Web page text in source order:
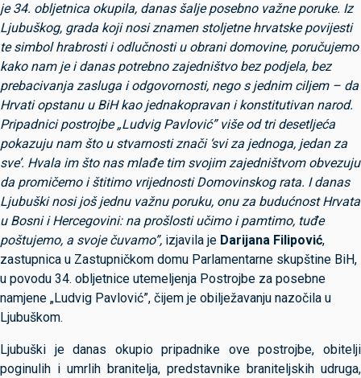
je 34. obljetnica okupila, danas šalje posebno važne poruke. Iz
Ljubuškog, grada koji nosi znamen stoljetne hrvatske povijesti
te simbol hrabrosti i odlučnosti u obrani domovine, poručujemo
kako nam je i danas potrebno zajedništvo bez podjela, bez
prebacivanja zasluga i odgovornosti, nego s jednim ciljem – da
Hrvati opstanu u BiH kao jednakopravan i konstitutivan narod.
Pripadnici postrojbe „Ludvig Pavlović” više od tri desetljeća
pokazuju nam što u stvarnosti znači ‘svi za jednoga, jedan za
sve’. Hvala im što nas mlađe tim svojim zajedništvom obvezuju
da promičemo i štitimo vrijednosti Domovinskog rata. I danas
Ljubuški nosi još jednu važnu poruku, onu za budućnost Hrvata
u Bosni i Hercegovini: na prošlosti učimo i pamtimo, tuđe
poštujemo, a svoje čuvamo”, izjavila je Darijana Filipović,
zastupnica u Zastupničkom domu Parlamentarne skupštine BiH,
u povodu 34. obljetnice utemeljenja Postrojbe za posebne
namjene „Ludvig Pavlović”, čijem je obilježavanju nazočila u
Ljubuškom.
Ljubuški je danas okupio pripadnike ove postrojbe, obitelji
poginulih i umrlih branitelja, predstavnike braniteljskih udruga,